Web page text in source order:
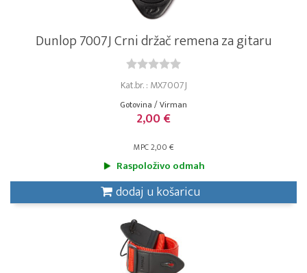
Dunlop 7007J Crni držač remena za gitaru
Kat.br. : MX7007J
Gotovina / Virman
2,00 €
MPC 2,00 €
Raspoloživo odmah
dodaj u košaricu